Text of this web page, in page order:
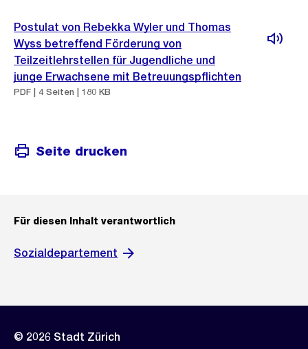
Postulat von Rebekka Wyler und Thomas
Wyss betreffend Förderung von
Teilzeitlehrstellen für Jugendliche und
junge Erwachsene mit Betreuungspflichten
PDF | 4 Seiten | 180 KB
Seite drucken
Für diesen Inhalt verantwortlich
Sozialdepartement
© 2026 Stadt Zürich